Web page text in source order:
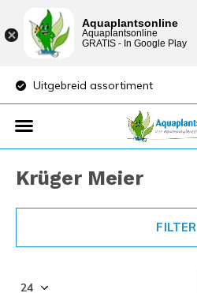
Lage verzendkosten
Krüger Meier
FILTER
Aquaplantsonline
Aquaplantsonline
GRATIS - In Google Play